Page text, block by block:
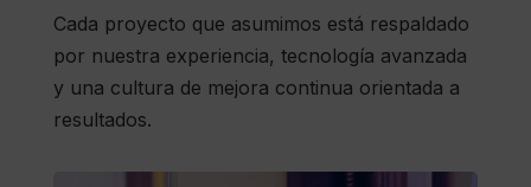
Cada proyecto que asumimos está respaldado
por nuestra experiencia, tecnología avanzada
y una cultura de mejora continua orientada a
resultados.